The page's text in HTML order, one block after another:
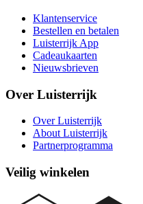
Klantenservice
Bestellen en betalen
Luisterrijk App
Cadeaukaarten
Nieuwsbrieven
Over Luisterrijk
Over Luisterrijk
About Luisterrijk
Partnerprogramma
Veilig winkelen